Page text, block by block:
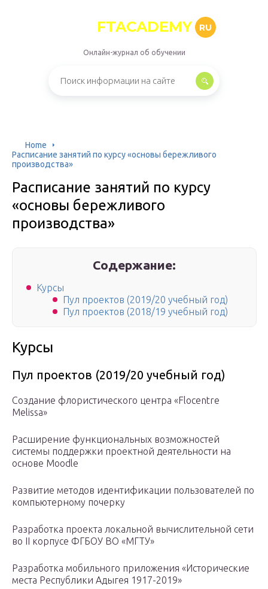
FTACADEMY RU
Онлайн-журнал об обучении
Home
Расписание занятий по курсу «основы бережливого
производства»
Расписание занятий по курсу
«основы бережливого
производства»
Содержание:
Курсы
Пул проектов (2019/20 учебный год)
Пул проектов (2018/19 учебный год)
Курсы
Пул проектов (2019/20 учебный год)
Создание флористического центра «Flocentre
Мelissa»
Расширение функциональных возможностей
системы поддержки проектной деятельности на
основе Moodle
Развитие методов идентификации пользователей по
компьютерному почерку
Разработка проекта локальной вычислительной сети
во II корпусе ФГБОУ ВО «МГТУ»
Разработка мобильного приложения «Исторические
места Республики Адыгея 1917-2019»